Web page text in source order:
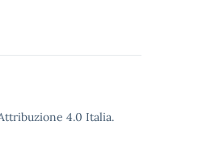
4.0 Italia.